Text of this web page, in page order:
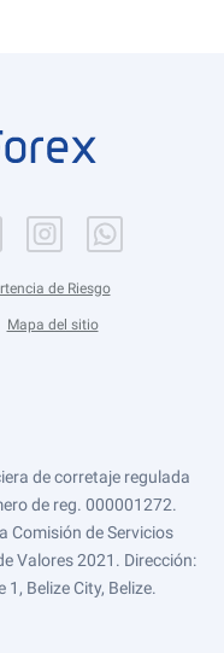
de Riesgo
Mapa del sitio
de corretaje regulada
de reg. 000001272.
Comisión de Servicios
Valores 2021. Dirección:
Belize City, Belize.